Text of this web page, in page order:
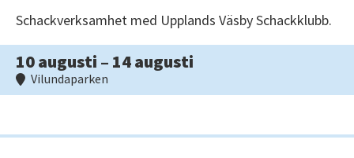
Schackverksamhet med Upplands Väsby Schackklubb.
10 augusti – 14 augusti
Vilundaparken